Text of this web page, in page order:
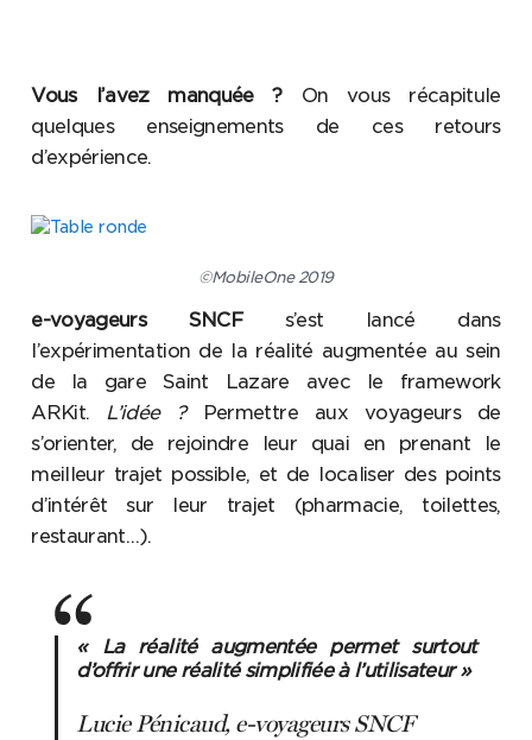
Vous l’avez manquée ?On vous récapitule
quelques enseignements de ces retours
d’expérience.
©MobileOne 2019
e-voyageurs SNCFs’est lancé dans
l’expérimentation de la réalité augmentée au sein
de la gare Saint Lazare avec le framework
ARKit. L’idée ?Permettre aux voyageurs de
s’orienter, de rejoindre leur quai en prenant le
meilleur trajet possible, et de localiser des points
d’intérêt sur leur trajet (pharmacie, toilettes,
restaurant…).
« La réalité augmentée permet surtout
d’offrir une réalité simplifiée à l’utilisateur »
Lucie Pénicaud, e-voyageurs SNCF